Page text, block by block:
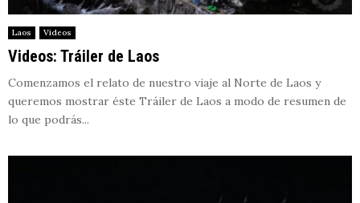
Laos Videos
Videos: Tráiler de Laos
Comenzamos el relato de nuestro viaje al Norte de Laos y
queremos mostrar éste Tráiler de Laos a modo de resumen de
lo que podrás...